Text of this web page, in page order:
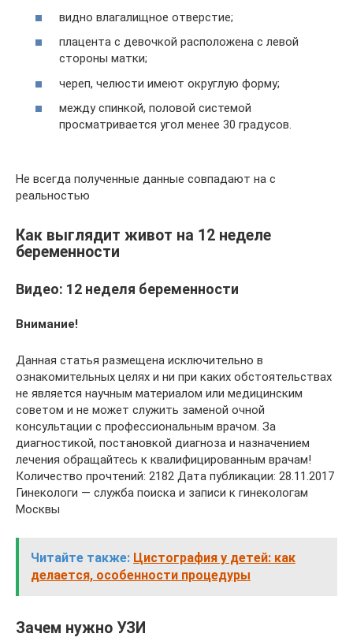
видно влагалищное отверстие;
плацента с девочкой расположена с левой
стороны матки;
череп, челюсти имеют округлую форму;
между спинкой, половой системой
просматривается угол менее 30 градусов.
Не всегда полученные данные совпадают на с
реальностью
Как выглядит живот на 12 неделе
беременности
Видео: 12 неделя беременности
Внимание!
Данная статья размещена исключительно в
ознакомительных целях и ни при каких обстоятельствах
не является научным материалом или медицинским
советом и не может служить заменой очной
консультации с профессиональным врачом. За
диагностикой, постановкой диагноза и назначением
лечения обращайтесь к квалифицированным врачам!
Количество прочтений: 2182 Дата публикации: 28.11.2017
Гинекологи — служба поиска и записи к гинекологам
Москвы
Читайте также: Цистография у детей: как
делается, особенности процедуры
Зачем нужно УЗИ